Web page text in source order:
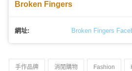
Broken Fingers
網址: Broken Fingers
手作品牌 消閒購物 Fashion